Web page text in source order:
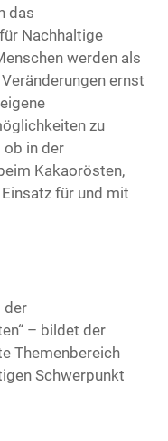
das
Nachhaltige
werden als
ernst
zu
ob in der
Kakaorösten,
für und mit
der
– bildet der
Themenbereich
Schwerpunkt